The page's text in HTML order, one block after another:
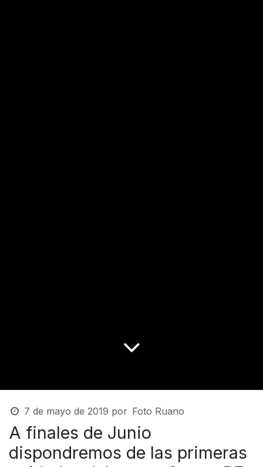
7 de mayo de 2019 por Foto Ruano
A finales de Junio
dispondremos de las primeras